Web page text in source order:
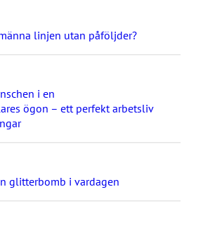
linjen utan påföljder?
i en
ögon – ett perfekt arbetsliv
glitterbomb i vardagen